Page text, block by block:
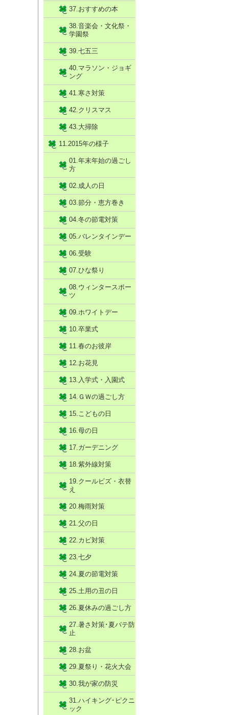
37.おすすめの本
38.音楽会・文化祭・
学園祭
39.七五三
40.マラソン・ジョギ
ング
41.寒さ対策
42.クリスマス
43.大掃除
11.2015年の様子
01.年末年始の過ごし
方
02.成人の日
03.節分・恵方巻き
04.冬の節電対策
05.バレンタインデー
06.受験
07.ひな祭り
08.ウィンタースポー
ツ
09.ホワイトデー
10.卒業式
11.春のお彼岸
12.お花見
13.入学式・入園式
14.ＧＷの過ごし方
15.こどもの日
16.母の日
17.ガーデニング
18.紫外線対策
19.クールビズ・衣替
え
20.梅雨対策
21.父の日
22.カビ対策
23.七夕
24.夏の節電対策
25.土用の丑の日
26.夏休みの過ごし方
27.暑さ対策･夏バテ防
止
28.お盆
29.夏祭り・花火大会
30.我が家の防災
31.ハイキング･ピクニ
ック